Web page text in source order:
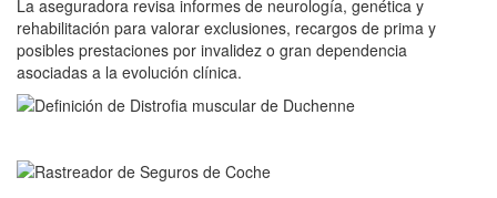
La aseguradora revisa informes de neurología, genética y
rehabilitación para valorar exclusiones, recargos de prima y
posibles prestaciones por invalidez o gran dependencia
asociadas a la evolución clínica.